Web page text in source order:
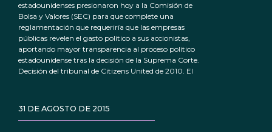
estadounidenses presionaron hoy a la Comisión de
Bolsa y Valores (SEC) para que complete una
reglamentación que requeriría que las empresas
públicas revelen el gasto político a sus accionistas,
aportando mayor transparencia al proceso político
estadounidense tras la decisión de la Suprema Corte.
Decisión del tribunal de Citizens United de 2010. El
31 DE AGOSTO DE 2015